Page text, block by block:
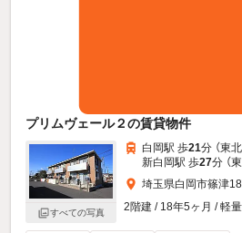
プリムヴェール２の賃貸物件
すべての写真
白岡駅 歩21分 （東
新白岡駅 歩27分 （
埼玉県白岡市篠津
2階建 / 18年5ヶ月 / 軽